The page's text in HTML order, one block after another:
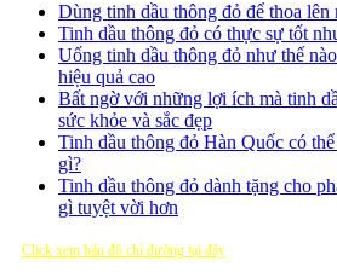
Dùng tinh dầu thông đỏ để thoa lên
Tinh dầu thông đỏ có thực sự tốt
Uống tinh dầu thông đỏ như thế
hiệu quả cao
Bất ngờ với những lợi ích mà tinh
sức khỏe và sắc đẹp
Tinh dầu thông đỏ Hàn Quốc có
gì?
Tinh dầu thông đỏ dành tặng cho
gì tuyệt vời hơn
Click xem bản đồ chỉ đường tại đây